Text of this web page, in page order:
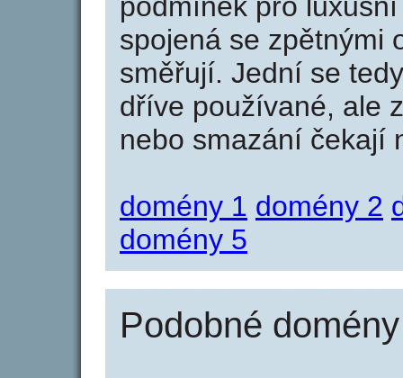
spojená se zpětnými
směřují. Jední se
dříve používané, ale
nebo smazání čekají
domény 1 domény 2
domény 5
Podobné